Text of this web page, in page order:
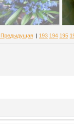
Предыдущая 193 194 195